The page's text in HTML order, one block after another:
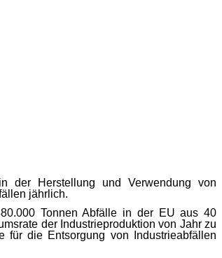
der Herstellung und Verwendung von
jährlich.
Tonnen Abfälle in der EU aus 40
der Industrieproduktion von Jahr zu
für die Entsorgung von Industrieabfällen